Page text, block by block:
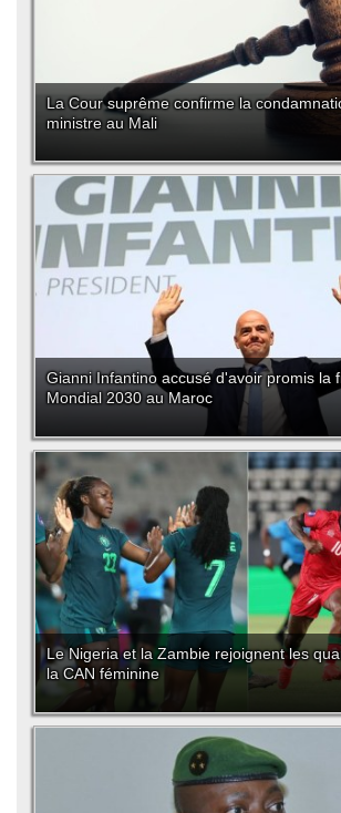
La Cour suprême confirme la
ministre au Mali
Gianni Infantino accusé d'avoir promis la
Mondial 2030 au Maroc
Le Nigeria et la Zambie rejoignent les
la CAN féminine